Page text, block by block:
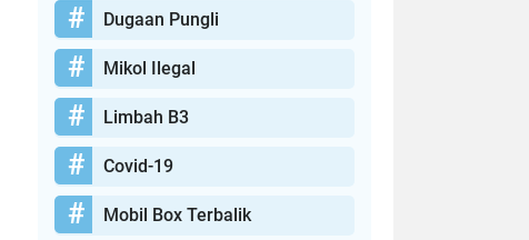
Dugaan Pungli
Mikol Ilegal
Limbah B3
Covid-19
Mobil Box Terbalik